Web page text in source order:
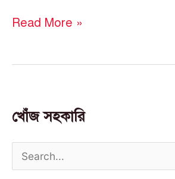
Read More »
খোঁজ সহকারি